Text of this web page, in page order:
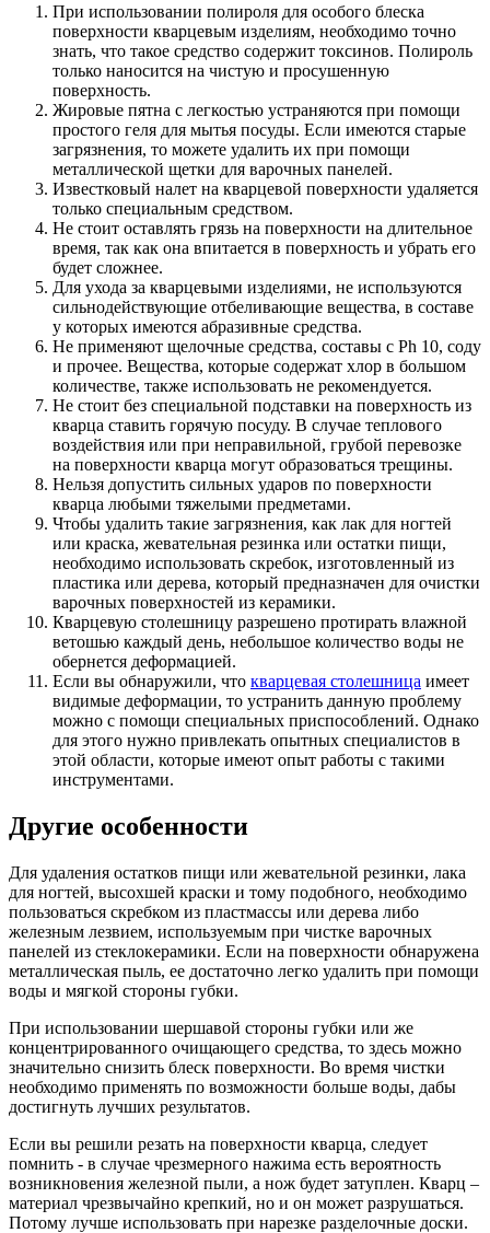
При использовании полироля для особого блеска
поверхности кварцевым изделиям, необходимо точно
знать, что такое средство содержит токсинов. Полироль
только наносится на чистую и просушенную
поверхность.
Жировые пятна с легкостью устраняются при помощи
простого геля для мытья посуды. Если имеются старые
загрязнения, то можете удалить их при помощи
металлической щетки для варочных панелей.
Известковый налет на кварцевой поверхности удаляется
только специальным средством.
Не стоит оставлять грязь на поверхности на длительное
время, так как она впитается в поверхность и убрать его
будет сложнее.
Для ухода за кварцевыми изделиями, не используются
сильнодействующие отбеливающие вещества, в составе
у которых имеются абразивные средства.
Не применяют щелочные средства, составы с Ph 10, соду
и прочее. Вещества, которые содержат хлор в большом
количестве, также использовать не рекомендуется.
Не стоит без специальной подставки на поверхность из
кварца ставить горячую посуду. В случае теплового
воздействия или при неправильной, грубой перевозке
на поверхности кварца могут образоваться трещины.
Нельзя допустить сильных ударов по поверхности
кварца любыми тяжелыми предметами.
Чтобы удалить такие загрязнения, как лак для ногтей
или краска, жевательная резинка или остатки пищи,
необходимо использовать скребок, изготовленный из
пластика или дерева, который предназначен для очистки
варочных поверхностей из керамики.
Кварцевую столешницу разрешено протирать влажной
ветошью каждый день, небольшое количество воды не
обернется деформацией.
Если вы обнаружили, что кварцевая столешница имеет
видимые деформации, то устранить данную проблему
можно с помощи специальных приспособлений. Однако
для этого нужно привлекать опытных специалистов в
этой области, которые имеют опыт работы с такими
инструментами.
Другие особенности
Для удаления остатков пищи или жевательной резинки, лака
для ногтей, высохшей краски и тому подобного, необходимо
пользоваться скребком из пластмассы или дерева либо
железным лезвием, используемым при чистке варочных
панелей из стеклокерамики. Если на поверхности обнаружена
металлическая пыль, ее достаточно легко удалить при помощи
воды и мягкой стороны губки.
При использовании шершавой стороны губки или же
концентрированного очищающего средства, то здесь можно
значительно снизить блеск поверхности. Во время чистки
необходимо применять по возможности больше воды, дабы
достигнуть лучших результатов.
Если вы решили резать на поверхности кварца, следует
помнить - в случае чрезмерного нажима есть вероятность
возникновения железной пыли, а нож будет затуплен. Кварц –
материал чрезвычайно крепкий, но и он может разрушаться.
Потому лучше использовать при нарезке разделочные доски.